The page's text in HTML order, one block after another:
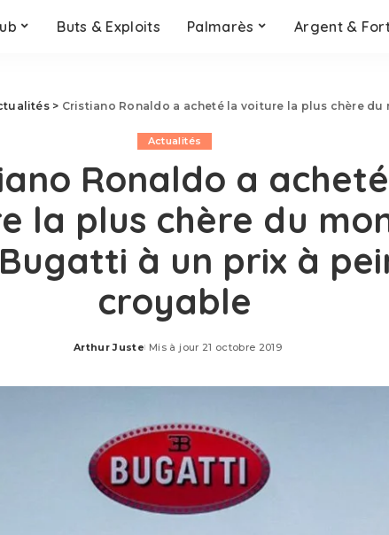
Buts & Exploits Palmarès Argent &
> Cristiano Ronaldo a acheté la voiture la plus chère
Actualités
Ronaldo a
la plus chère du
à un prix à
croyable
Posted
Arthur Juste Mis à jour 21 octobre 2019